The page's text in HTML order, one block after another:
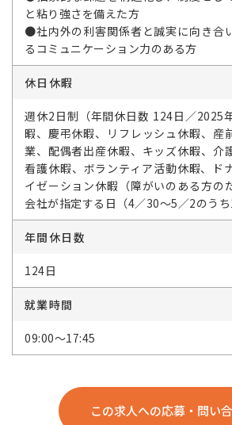
と粘り強さを備えた方
●社内外の利害関係者と誠実に向き合
るコミュニケーション力のある方
休日休暇
週休2日制（年間休日数 124日／2025
暇、慶弔休暇、リフレッシュ休暇、産
業、配偶者出産休暇、キッズ休暇、介
看護休暇、ボランティア活動休暇、ド
イゼーション休暇（障がいのある方の
会社が指定する日（4／30～5／2のう
年間休日数
124日
就業時間
09:00～17:45
この求人への応募・問い